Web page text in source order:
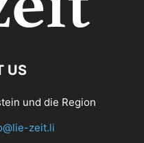
US
und die Region
zeit.li